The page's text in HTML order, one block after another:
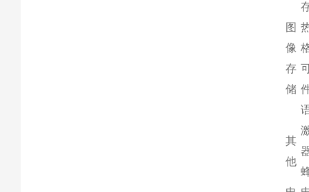
图
像
存
储
其
他